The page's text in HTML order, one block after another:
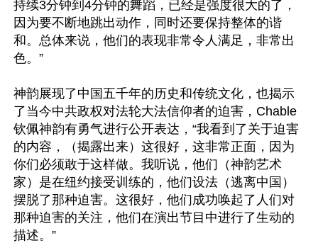
持续3分钟到4分钟的舞蹈，已经是强度很大的了，
因为要不断地跳出动作，同时还要保持整体的谐
和。总体来说，他们的表现非常令人满足，非常出
色。”
神韵展现了中国五千年的历史和传统文化，也揭示
了当今中共政权对法轮大法信仰者的迫害，Chable
钦佩神韵有勇气进行公开表达，“我看到了关于迫害
的内容，（揭露出来）这很好，这非常正面，因为
你们必须敢于这样做。我听说，他们（神韵艺术
家）是在纽约接受训练的，他们设法（逃离中国）
摆脱了那种迫害。这很好，他们成功唤起了人们对
那种迫害的关注，他们在演出节目中进行了生动的
描述。”